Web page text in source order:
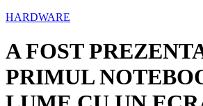
HARDWARE
A FOST
PRIMUL